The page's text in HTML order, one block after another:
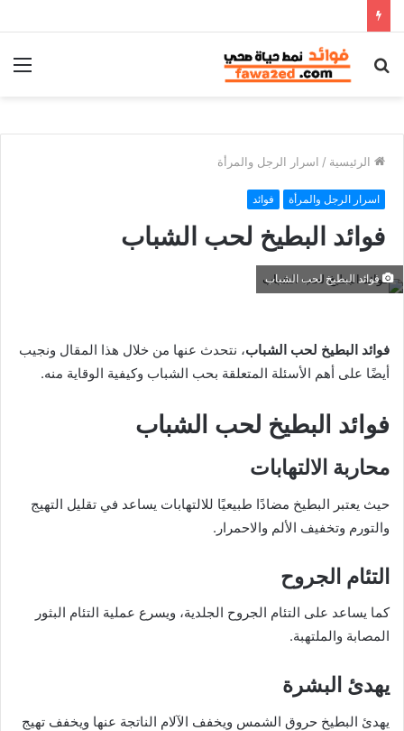
بحث
الرئيسية / اسرار الرجل والمرأة
اسرار الرجل والمرأة فوائد
فوائد البطيخ لحب الشباب
فوائد البطيخ لحب الشباب
فوائد البطيخ لحب الشباب، نتحدث عنها من خلال هذا المقال ونجيب
أيضًا على أهم الأسئلة المتعلقة بحب الشباب وكيفية الوقاية منه.
فوائد البطيخ لحب الشباب
محاربة الالتهابات
حيث يعتبر البطيخ مضادًا طبيعيًا للالتهابات يساعد في تقليل التهيج
والتورم وتخفيف الألم والاحمرار.
التئام الجروح
كما يساعد على التئام الجروح الجلدية، ويسرع عملية التئام البثور
المصابة والملتهبة.
يهدئ البشرة
يهدئ البطيخ حروق الشمس ويخفف الآلام الناتجة عنها ويخفف تهيج